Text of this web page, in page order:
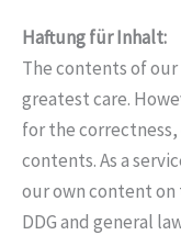
Haftung für Inhalt:
The contents of
greatest care.
for the
contents. As a
our own content on
DDG and general